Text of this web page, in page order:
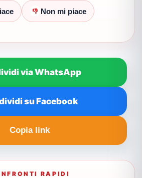
👎 Non mi piace
via WhatsApp
su Facebook
Copia link
RAPIDI